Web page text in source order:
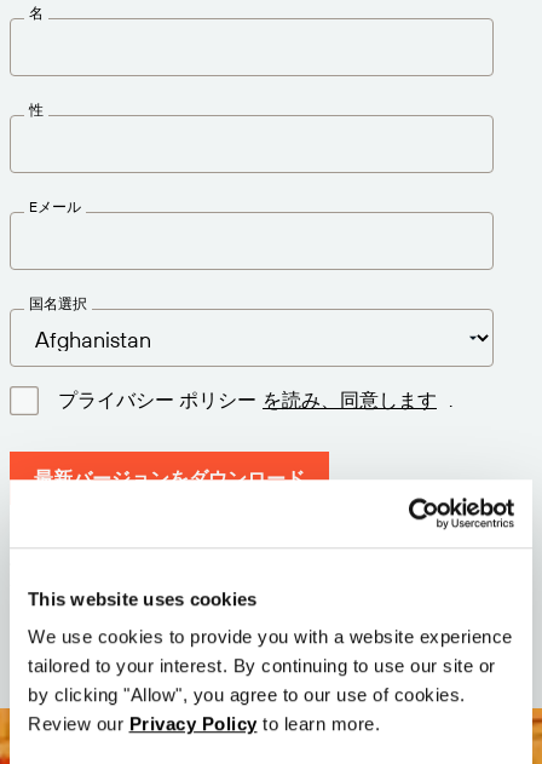
This website uses cookies
We use cookies to provide you with a website experience
tailored to your interest. By continuing to use our site or
by clicking "Allow", you agree to our use of cookies.
Review our Privacy Policy to learn more.
さらに詳しく
名
性
Eメール
国名選択
プライバシー ポリシー を読み、同意します
最新バージョンをダウンロード
サイズ: 111.4 M